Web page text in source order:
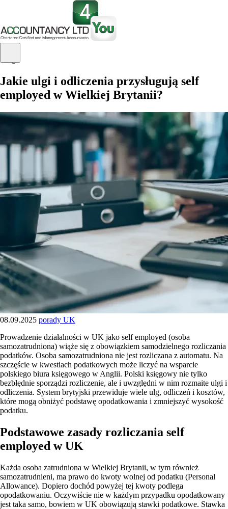
Blog
Jakie ulgi i odliczenia przysługują self
employed w Wielkiej Brytanii?
08.09.2025 porady UK
Prowadzenie działalności w UK jako self employed (osoba
samozatrudniona) wiąże się z obowiązkiem samodzielnego rozliczania
podatków. Osoba samozatrudniona nie jest rozliczana z automatu. Na
szczęście w kwestiach podatkowych może liczyć na wsparcie
polskiego biura księgowego w Anglii. Polski księgowy nie tylko
bezbłędnie sporządzi rozliczenie, ale i uwzględni w nim rozmaite ulgi i
odliczenia. System brytyjski przewiduje wiele ulg, odliczeń i kosztów,
które mogą obniżyć podstawę opodatkowania i zmniejszyć wysokość
podatku.
Podstawowe zasady rozliczania self
employed w UK
Każda osoba zatrudniona w Wielkiej Brytanii, w tym również
samozatrudnieni, ma prawo do kwoty wolnej od podatku (Personal
Allowance). Dopiero dochód powyżej tej kwoty podlega
opodatkowaniu. Oczywiście nie w każdym przypadku opodatkowany
jest taka samo, bowiem w UK obowiązują stawki podatkowe. Stawka